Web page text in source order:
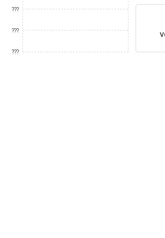
???
???
???